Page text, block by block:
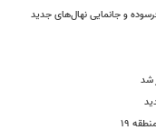
و جانمایی نهال‌های جدید